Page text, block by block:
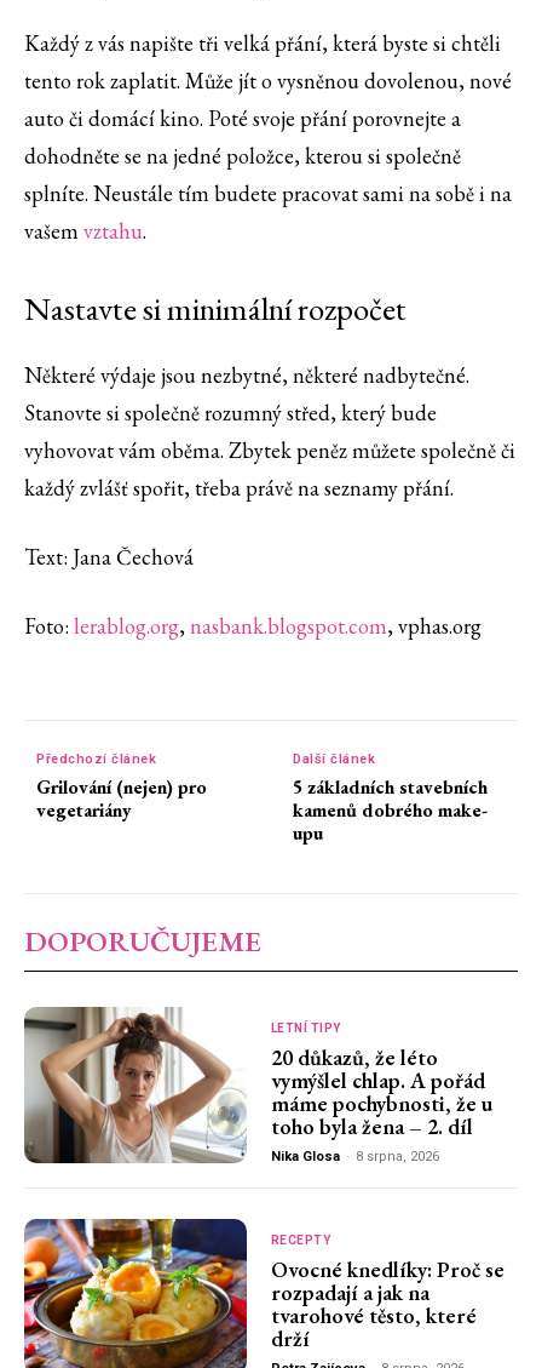
Každý z vás napište tři velká přání, která byste si chtěli
tento rok zaplatit. Může jít o vysněnou dovolenou, nové
auto či domácí kino. Poté svoje přání porovnejte a
dohodněte se na jedné položce, kterou si společně
splníte. Neustále tím budete pracovat sami na sobě i na
vašemvztahu.
Nastavte si minimální rozpočet
Některé výdaje jsou nezbytné, některé nadbytečné.
Stanovte si společně rozumný střed, který bude
vyhovovat vám oběma. Zbytek peněz můžete společně či
každý zvlášť spořit, třeba právě na seznamy přání.
Text: Jana Čechová
Foto: lerablog.org,nasbank.blogspot.com, vphas.org
Předchozí článek
Grilování (nejen) pro
vegetariány
Další článek
5 základních stavebních
kamenů dobrého make-
upu
DOPORUČUJEME
LETNÍ TIPY
20 důkazů, že léto
vymýšlel chlap. A pořád
máme pochybnosti, že u
toho byla žena – 2. díl
Nika Glosa - 8 srpna, 2026
RECEPTY
Ovocné knedlíky: Proč se
rozpadají a jak na
tvarohové těsto, které
drží